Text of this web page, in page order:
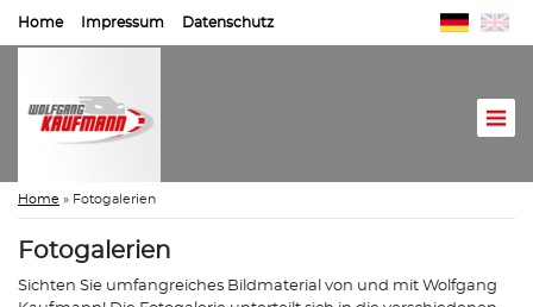
Home Impressum Datenschutz
Home » Fotogalerien
Fotogalerien
Sichten Sie umfangreiches Bildmaterial von und mit Wolfgang